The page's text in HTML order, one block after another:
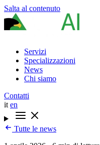
Salta al contenuto
Servizi
Specializzazioni
News
Chi siamo
Contatti
it en
Tutte le news